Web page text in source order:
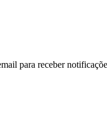
para receber